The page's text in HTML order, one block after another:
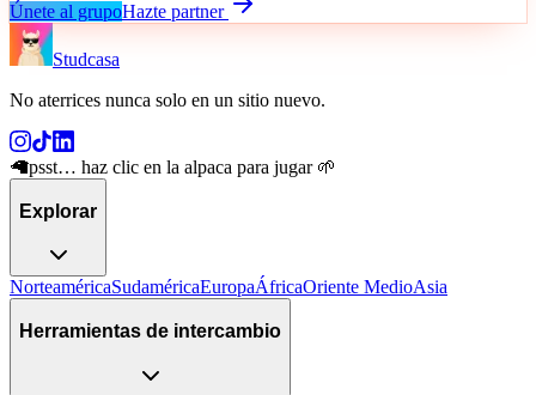
Únete al grupoHazte partner
Studcasa
No aterrices nunca solo en un sitio nuevo.
🦙psst… haz clic en la alpaca para jugar 🌱
Explorar
NorteaméricaSudaméricaEuropaÁfricaOriente MedioAsia
Herramientas de intercambio